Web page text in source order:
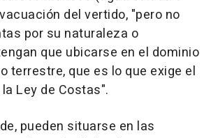
del vertido, "pero no
por su naturaleza o
que ubicarse en el dominio
terrestre, que es lo que exige el
Ley de Costas".
pueden situarse en las